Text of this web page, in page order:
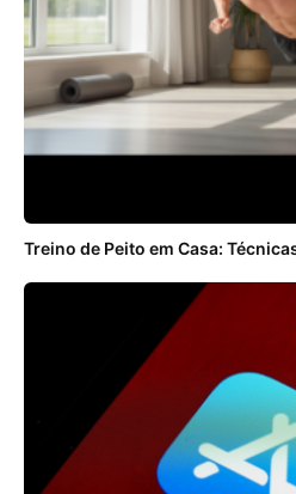
Treino de Peito em Casa: